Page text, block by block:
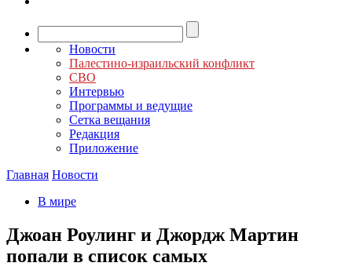
Новости
Палестино-израильский конфликт
СВО
Интервью
Программы и ведущие
Сетка вещания
Редакция
Приложение
Главная Новости
В мире
Джоан Роулинг и Джордж Мартин
попали в список самых